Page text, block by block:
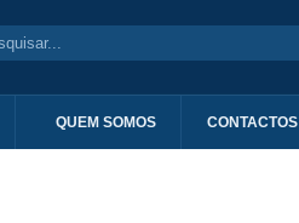
QUEM SOMOS CONTACTOS